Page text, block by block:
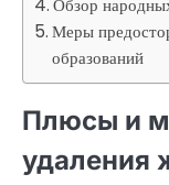
Обзор
Меры
образований
Плюсы и
удаления